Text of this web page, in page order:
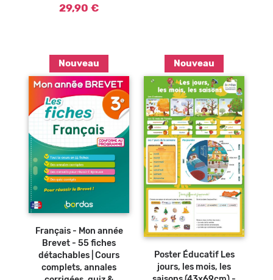
29,90 €
Nouveau
Ajouter au
Français - Mon année
Brevet - 55 fiches
détachables | Cours
complets, annales
Nouveau
Ajouter au
Poster Éducatif Les
jours, les mois, les